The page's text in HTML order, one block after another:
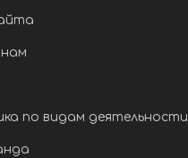
по видам деятельности